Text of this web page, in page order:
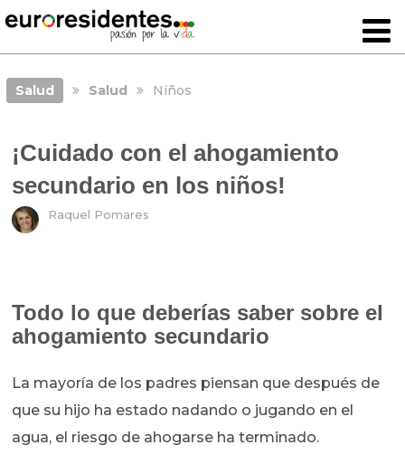
Salud Salud Niños
¡Cuidado con el ahogamiento
secundario en los niños!
Raquel Pomares
Todo lo que deberías saber sobre el
ahogamiento secundario
La mayoría de los padres piensan que después de
que su hijo ha estado nadando o jugando en el
agua, el riesgo de ahogarse ha terminado.